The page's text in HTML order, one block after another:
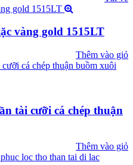
vàng gold 1515LT
Thêm vào giỏ
tài cưỡi cá chép thuận
Thêm vào giỏ